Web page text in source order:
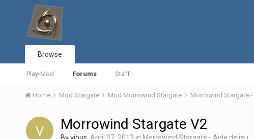
Browse
Play-Mod Forums Staff
Home Mod Stargate Mod Morrowind Stargate Morrowind Stargate -
Morrowind Stargate V2